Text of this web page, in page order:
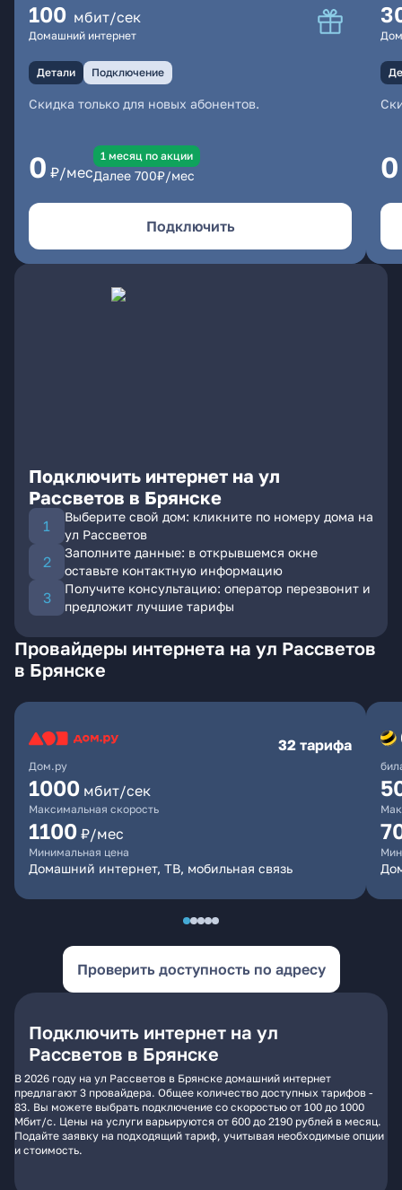
100 мбит/сек
Домашний интернет
Детали Подключение
Скидка только для новых абонентов.
0 ₽/мес
1 месяц по акции
Далее 700₽/мес
Подключить
0
Подключить интернет на ул
Рассветов в Брянске
Выберите свой дом: кликните по номеру дома на
ул Рассветов
Заполните данные: в открывшемся окне
оставьте контактную информацию
Получите консультацию: оператор перезвонит и
предложит лучшие тарифы
Провайдеры интернета на ул Рассветов
в Брянске
Дом.ру
32 тарифа
1000 мбит/сек
Максимальная скорость
1100 ₽/мес
Минимальная цена
Домашний интернет, ТВ, мобильная связь
Проверить доступность по адресу
Подключить интернет на ул
Рассветов в Брянске
В 2026 году на ул Рассветов в Брянске домашний интернет
предлагают 3 провайдера. Общее количество доступных тарифов -
83. Вы можете выбрать подключение со скоростью от 100 до 1000
Мбит/с. Цены на услуги варьируются от 600 до 2190 рублей в месяц.
Подайте заявку на подходящий тариф, учитывая необходимые опции
и стоимость.